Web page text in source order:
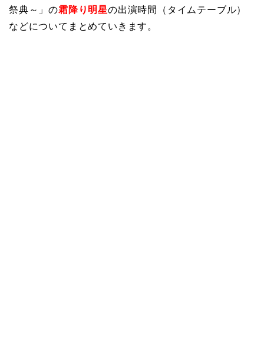
祭典～」の霜降り明星の出演時間（タイムテーブル）
などについてまとめていきます。